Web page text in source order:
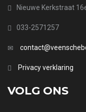
Nieuwe Kerkstraat
033-2571257
Privacy verklaring
VOLG ONS